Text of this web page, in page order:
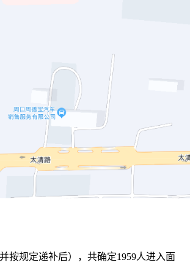
按规定递补后），共确定1959人进入面